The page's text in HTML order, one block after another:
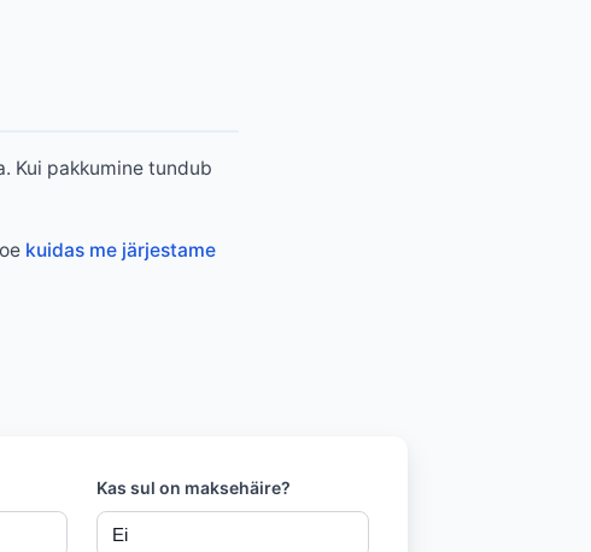
Kui pakkumine tundub
kuidas me järjestame
Kas sul on maksehäire?